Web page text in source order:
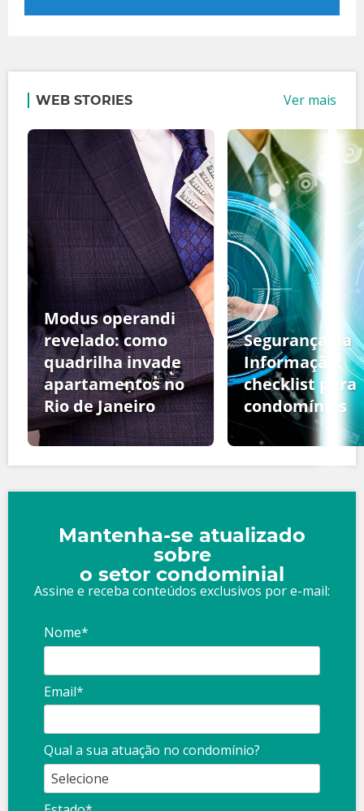
WEB STORIES Ver mais
Modus operandi
revelado: como
quadrilha invade
apartamentos no
Rio de Janeiro
Segurança da
Informação:
checklist para
condomínios
Mantenha-se atualizado
sobre
o setor condominial
Assine e receba conteúdos exclusivos por e-mail:
Nome*
Email*
Qual a sua atuação no condomínio?